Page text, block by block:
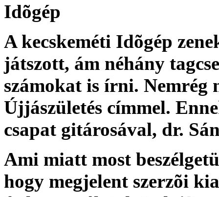
Idõgép
A kecskeméti Idõgép
játszott, ám néhány
számokat is írni. Nemrég
Újjászületés címmel.
csapat gitárosával, dr.
Ami miatt most
hogy megjelent szerzõi